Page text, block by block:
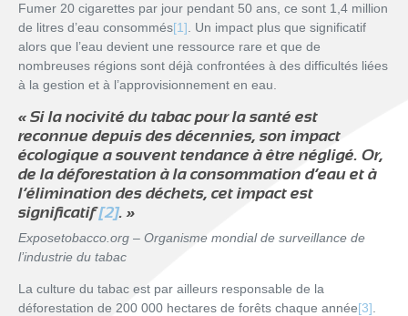
Fumer 20 cigarettes par jour pendant 50 ans, ce sont 1,4 million
de litres d’eau consommés[1] . Un impact plus que significatif
alors que l’eau devient une ressource rare et que de
nombreuses régions sont déjà confrontées à des difficultés liées
à la gestion et à l’approvisionnement en eau.
« Si la nocivité du tabac pour la santé est
reconnue depuis des décennies, son impact
écologique a souvent tendance à être négligé. Or,
de la déforestation à la consommation d’eau et à
l’élimination des déchets, cet impact est
significatif [2].»
Exposetobacco.org – Organisme mondial de surveillance de
l’industrie du tabac
La culture du tabac est par ailleurs responsable de la
déforestation de 200 000 hectares de forêts chaque année[3]